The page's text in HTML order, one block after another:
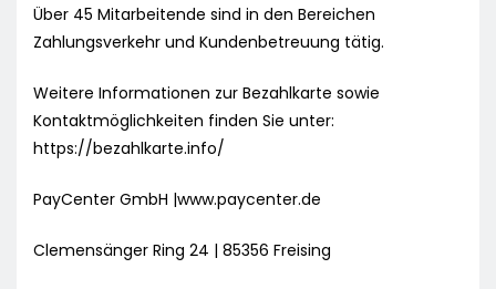
Über 45 Mitarbeitende sind in den Bereichen
Zahlungsverkehr und Kundenbetreuung tätig.
Weitere Informationen zur Bezahlkarte sowie
Kontaktmöglichkeiten finden Sie unter:
https://bezahlkarte.info/
PayCenter GmbH |www.paycenter.de
Clemensänger Ring 24 | 85356 Freising